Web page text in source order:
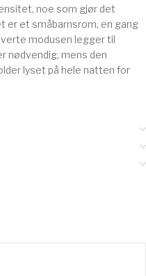
noe som gjør det
er et småbarnsrom, en gang
modusen legger til
nødvendig, mens den
lyset på hele natten for